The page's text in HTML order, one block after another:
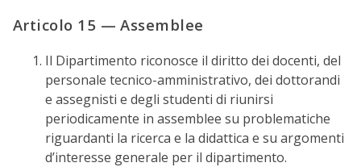
Articolo 15 — Assemblee
Il Dipartimento riconosce il diritto dei docenti, del
personale tecnico-amministrativo, dei dottorandi
e assegnisti e degli studenti di riunirsi
periodicamente in assemblee su problematiche
riguardanti la ricerca e la didattica e su argomenti
d’interesse generale per il dipartimento.